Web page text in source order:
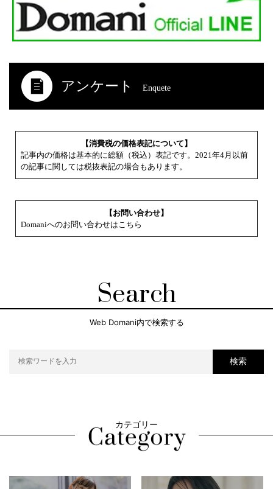
アンケート Enquete
【消費税の価格表記について】
記事内の価格は基本的に総額（税込）表記です。2021年4月以前
の記事に関しては税抜表記の場合もあります。
【お問い合わせ】
Domaniへのお問い合わせはこちら
Search
Web Domani内で検索する
検索
カテゴリー